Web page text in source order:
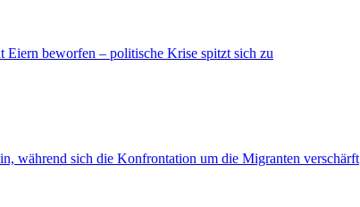
Eiern beworfen – politische Krise spitzt sich zu
während sich die Konfrontation um die Migranten verschärft